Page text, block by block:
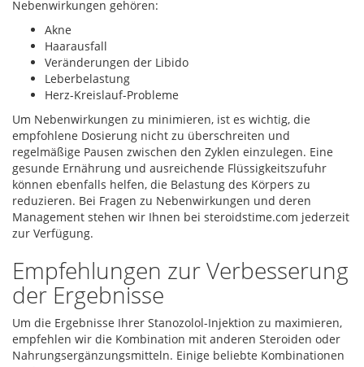
Nebenwirkungen gehören:
Akne
Haarausfall
Veränderungen der Libido
Leberbelastung
Herz-Kreislauf-Probleme
Um Nebenwirkungen zu minimieren, ist es wichtig, die
empfohlene Dosierung nicht zu überschreiten und
regelmäßige Pausen zwischen den Zyklen einzulegen. Eine
gesunde Ernährung und ausreichende Flüssigkeitszufuhr
können ebenfalls helfen, die Belastung des Körpers zu
reduzieren. Bei Fragen zu Nebenwirkungen und deren
Management stehen wir Ihnen bei steroidstime.com jederzeit
zur Verfügung.
Empfehlungen zur Verbesserung
der Ergebnisse
Um die Ergebnisse Ihrer Stanozolol-Injektion zu maximieren,
empfehlen wir die Kombination mit anderen Steroiden oder
Nahrungsergänzungsmitteln. Einige beliebte Kombinationen